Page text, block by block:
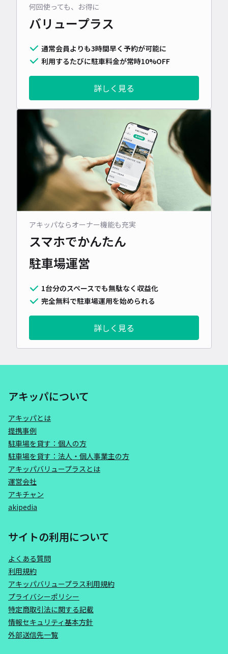
何回使っても、お得に
バリュープラス
通常会員よりも3時間早く予約が可能に
利用するたびに駐車料金が常時10%OFF
詳しく見る
アキッパならオーナー機能も充実
スマホでかんたん
駐車場運営
1台分のスペースでも無駄なく収益化
完全無料で駐車場運用を始められる
詳しく見る
アキッパについて
アキッパとは
提携事例
駐車場を貸す：個人の方
駐車場を貸す：法人・個人事業主の方
アキッパバリュープラスとは
運営会社
アキチャン
akipedia
サイトの利用について
よくある質問
利用規約
アキッパバリュープラス利用規約
プライバシーポリシー
特定商取引法に関する記載
情報セキュリティ基本方針
外部送信先一覧